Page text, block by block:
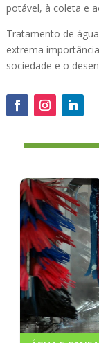
potável, à coleta e
Tratamento de
extrema
sociedade e o